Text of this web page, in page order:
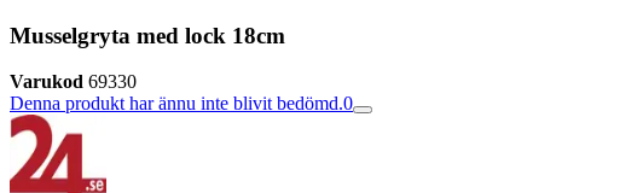
Musselgryta med lock 18cm
Varukod 69330
Denna produkt har ännu inte blivit bedömd.0